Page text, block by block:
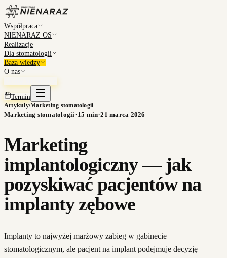
Współpraca
NIENARAZ OS
Realizacje
Dla stomatologii
Baza wiedzy
O nas
Termin
Artykuły/Marketing stomatologii
Marketing stomatologii·15 min·21 marca 2026
Marketing
implantologiczny — jak
pozyskiwać pacjentów na
implanty zębowe
Implanty to najwyżej marżowy zabieg w gabinecie
stomatologicznym, ale pacjent na implant podejmuje decyzję